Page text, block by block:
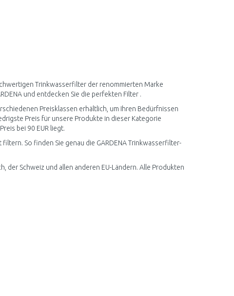
Trinkwasserfilter der renommierten Marke
und entdecken Sie die perfekten Filter .
Preisklassen erhältlich, um Ihren Bedürfnissen
Preis für unsere Produkte in dieser Kategorie
bei 90 EUR liegt.
So finden Sie genau die GARDENA Trinkwasserfilter-
der Schweiz und allen anderen EU-Ländern. Alle Produkten